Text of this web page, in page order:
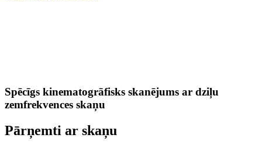
Spēcīgs kinematogrāfisks skanējums ar dziļu
zemfrekvences skaņu
Pārņemti ar skaņu